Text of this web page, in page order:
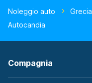
Noleggio auto Grecia
Autocandia
Compagnia